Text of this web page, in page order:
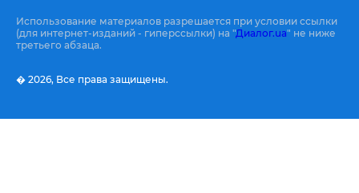
Использование материалов разрешается при условии ссылки
(для интернет-изданий - гиперссылки) на "Диалог.ua" не ниже
третьего абзаца.
� 2026, Все права защищены.